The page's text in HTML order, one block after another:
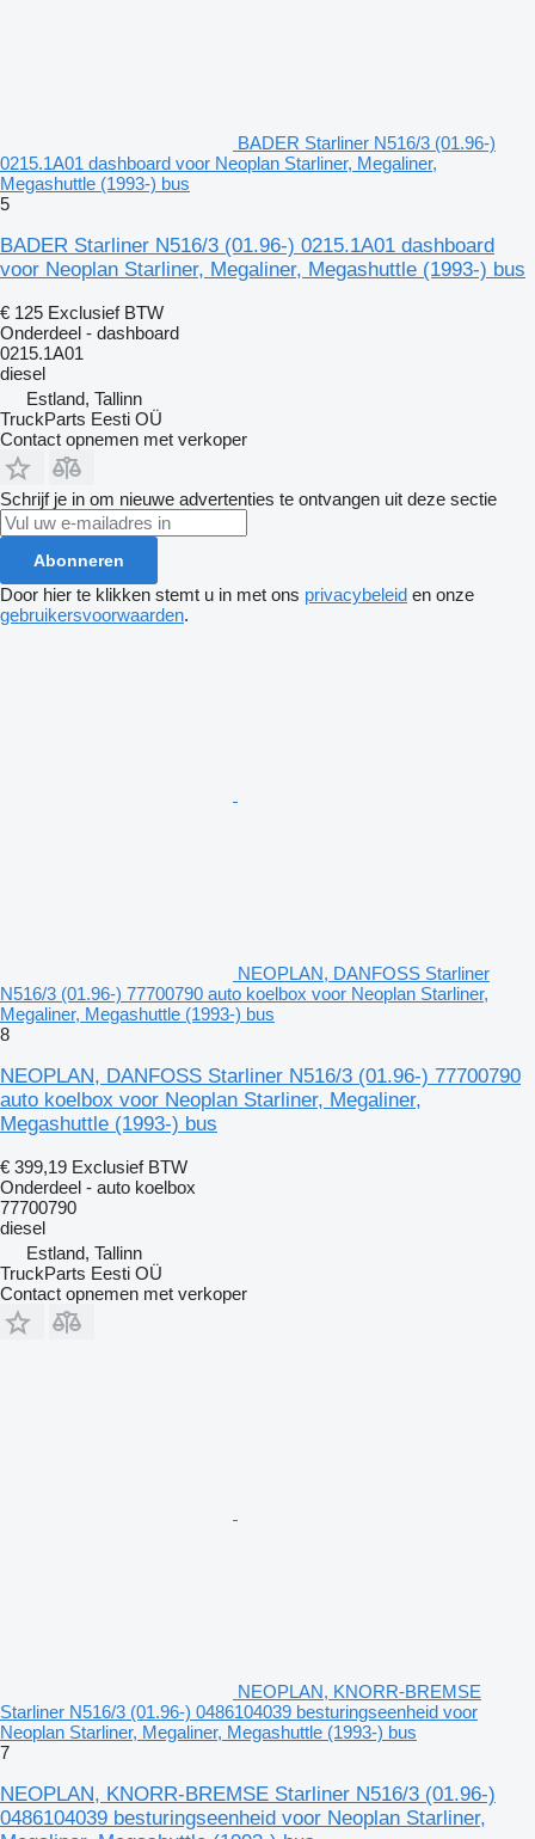
BADER Starliner N516/3 (01.96-)
0215.1A01 dashboard voor Neoplan Starliner, Megaliner,
Megashuttle (1993-) bus
5
BADER Starliner N516/3 (01.96-) 0215.1A01 dashboard
voor Neoplan Starliner, Megaliner, Megashuttle (1993-) bus
€ 125 Exclusief BTW
Onderdeel - dashboard
0215.1A01
diesel
Estland, Tallinn
TruckParts Eesti OÜ
Contact opnemen met verkoper
Schrijf je in om nieuwe advertenties te ontvangen uit deze sectie
Abonneren
Door hier te klikken stemt u in met ons privacybeleid en onze
gebruikersvoorwaarden.
NEOPLAN, DANFOSS Starliner
N516/3 (01.96-) 77700790 auto koelbox voor Neoplan Starliner,
Megaliner, Megashuttle (1993-) bus
8
NEOPLAN, DANFOSS Starliner N516/3 (01.96-) 77700790
auto koelbox voor Neoplan Starliner, Megaliner,
Megashuttle (1993-) bus
€ 399,19 Exclusief BTW
Onderdeel - auto koelbox
77700790
diesel
Estland, Tallinn
TruckParts Eesti OÜ
Contact opnemen met verkoper
NEOPLAN, KNORR-BREMSE
Starliner N516/3 (01.96-) 0486104039 besturingseenheid voor
Neoplan Starliner, Megaliner, Megashuttle (1993-) bus
7
NEOPLAN, KNORR-BREMSE Starliner N516/3 (01.96-)
0486104039 besturingseenheid voor Neoplan Starliner,